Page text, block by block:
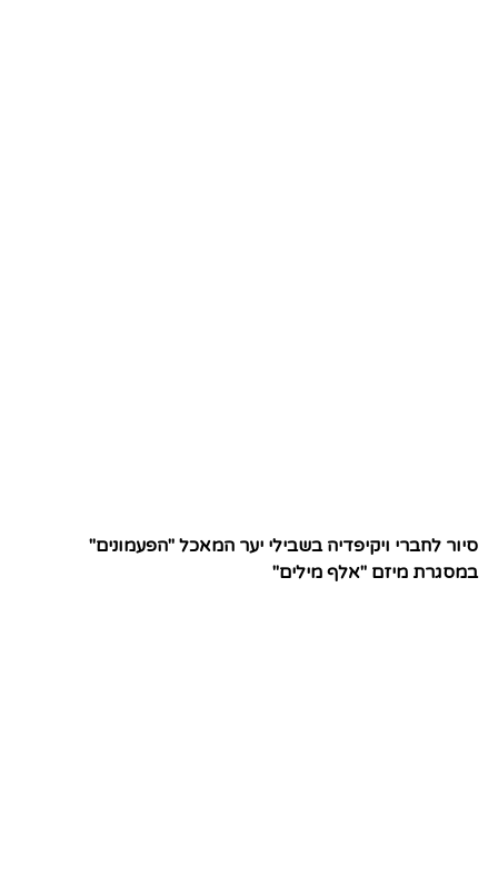
סיור לחברי ויקיפדיה בשבילי יער המאכל "הפעמונים"
במסגרת מיזם "אלף מילים"